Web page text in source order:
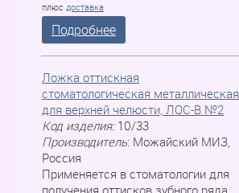
плюс доставка
Подробнее
Ложка оттискная
стоматологическая металлическая
для верхней челюсти, ЛOC-B №2
Код изделия: 10/33
Производитель: Можайский МИЗ,
Россия
Применяется в стоматологии для
получения оттисков зубного ряда